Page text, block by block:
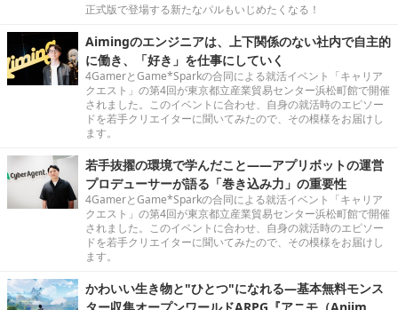
正式版で登場する新たなパルもいじめたくなる！
Aimingのエンジニアは、上下関係のない社内で自主的
に働き、「好き」を仕事にしていく
4GamerとGame*Sparkの合同による就活イベント「キャリア
クエスト」の第4回が東京都立産業貿易センター浜松町館で開催
されました。このイベントに合わせ、自身の就活時のエピソー
ドを若手クリエイターに聞いてみたので、その模様をお届けし
ます。
若手抜擢の環境で学んだこと――アプリボットの運営
プロデューサーが語る「巻き込み力」の重要性
4GamerとGame*Sparkの合同による就活イベント「キャリア
クエスト」の第4回が東京都立産業貿易センター浜松町館で開催
されました。このイベントに合わせ、自身の就活時のエピソー
ドを若手クリエイターに聞いてみたので、その模様をお届けし
ます。
かわいい生き物と"ひとつ"になれる―基本無料モンス